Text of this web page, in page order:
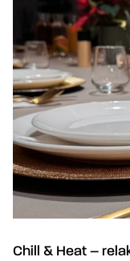
Chill & Heat –